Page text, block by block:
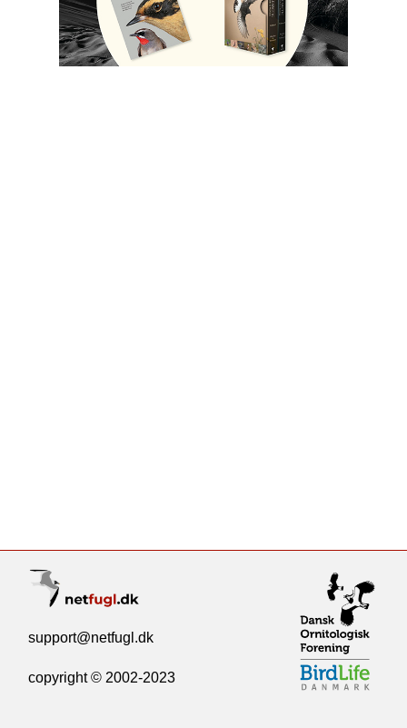
support@netfugl.dk
copyright © 2002-2023